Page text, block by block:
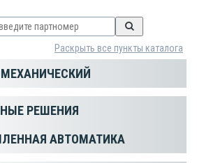
Раскрыть все пункты каталога
РЕШЕНИЯ
АВТОМАТИКА